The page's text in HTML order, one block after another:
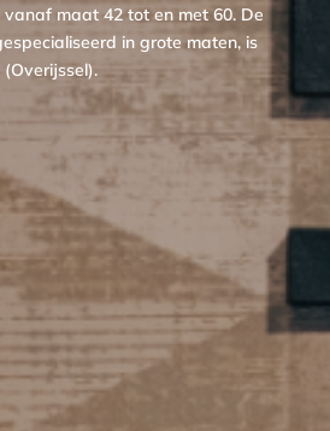
maat 42 tot en met 60. De
in grote maten, is